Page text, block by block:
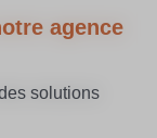
agence
solutions